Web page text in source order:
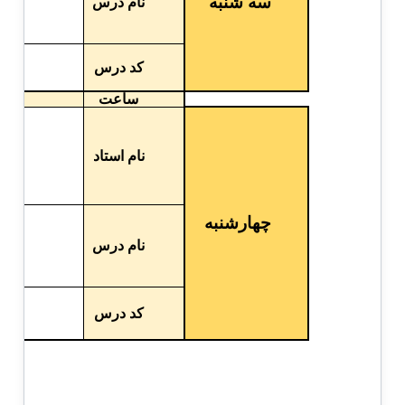
کد درس
ساعت
چهارشنبه
نام استاد
نام درس
کد درس